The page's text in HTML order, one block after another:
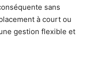
sans
à court ou
gestion flexible et